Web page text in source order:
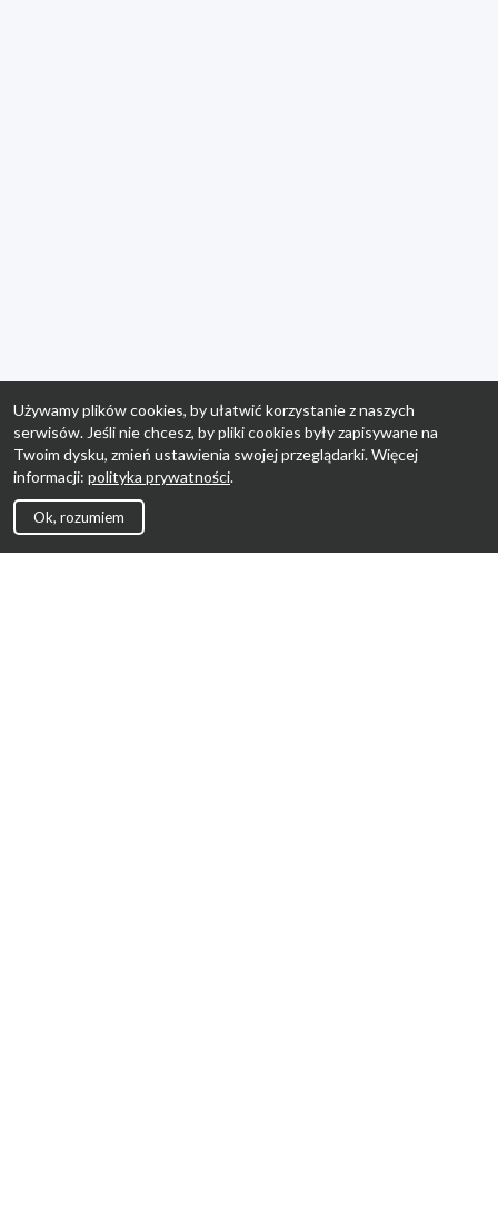
Używamy plików cookies, by ułatwić korzystanie z naszych
serwisów. Jeśli nie chcesz, by pliki cookies były zapisywane na
Twoim dysku, zmień ustawienia swojej przeglądarki. Więcej
informacji: polityka prywatności.
Ok, rozumiem